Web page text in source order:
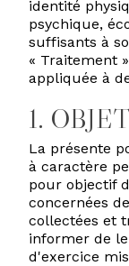
identité
psychique,
suffisants à
« Traitement
appliquée à
1.
La présente
à caractère
pour objectif
concernées
collectées et
informer de
d'exercice